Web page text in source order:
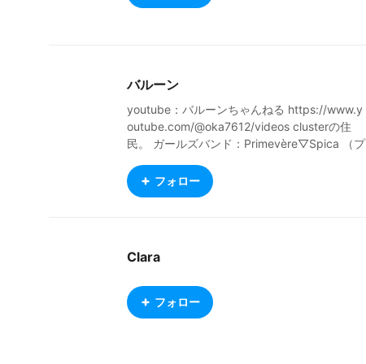
バルーン
youtube：バルーンちゃんねる https://www.y
outube.com/@oka7612/videos clusterの住
民。 ガールズバンド：Primevère▽Spica （プ
@com_pisuke
フォロー
Clara
フォロー